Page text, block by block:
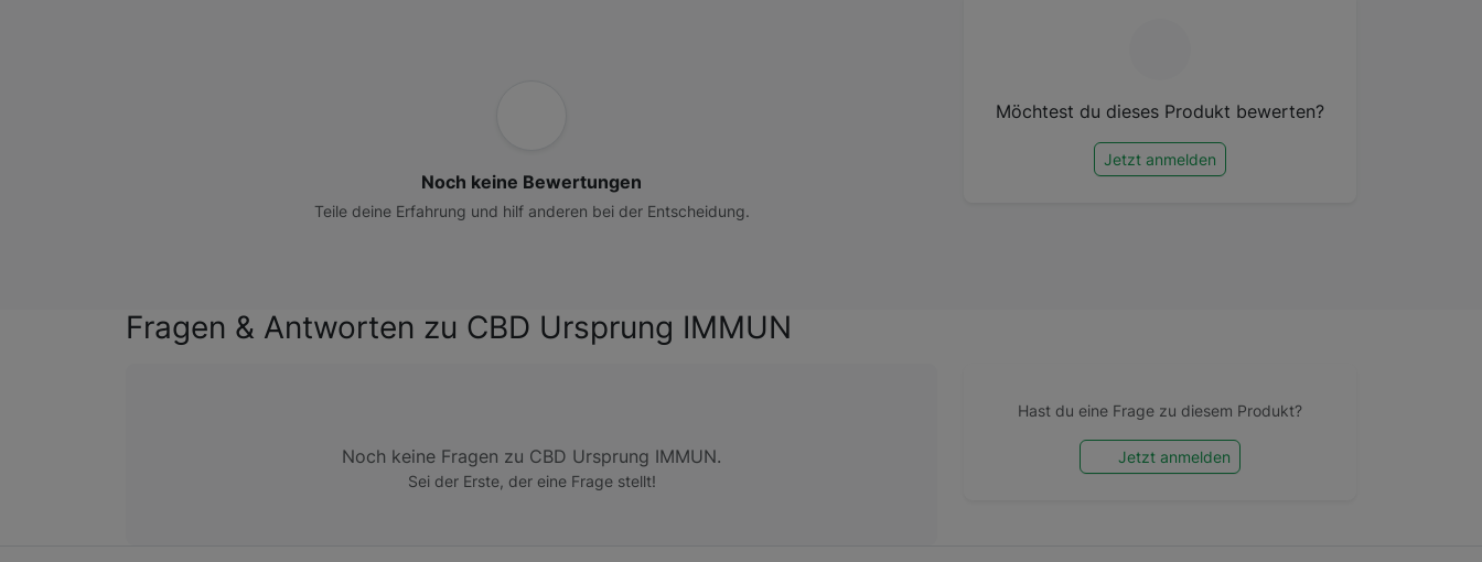
Noch keine Bewertungen
Teile deine Erfahrung und hilf anderen bei der Entscheidung.
Möchtest du dieses Produkt bewerten?
Jetzt anmelden
Fragen & Antworten zu CBD Ursprung IMMUN
Noch keine Fragen zu CBD Ursprung IMMUN.
Sei der Erste, der eine Frage stellt!
Hast du eine Frage zu diesem Produkt?
Jetzt anmelden